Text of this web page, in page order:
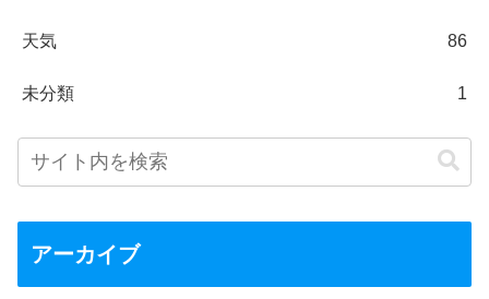
天気 86
未分類 1
アーカイブ